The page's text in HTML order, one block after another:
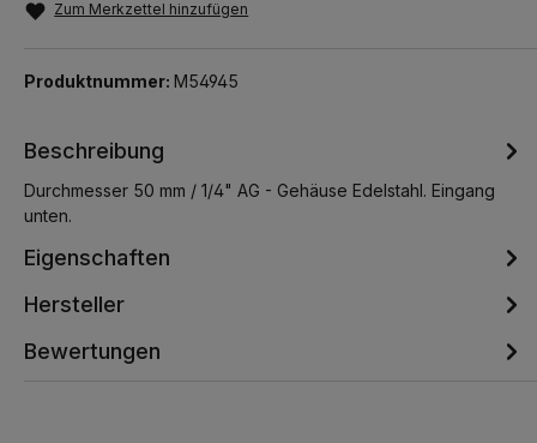
Zum Merkzettel hinzufügen
Produktnummer: M54945
Beschreibung
Durchmesser 50 mm / 1/4" AG - Gehäuse Edelstahl. Eingang
unten.
Eigenschaften
Hersteller
Bewertungen